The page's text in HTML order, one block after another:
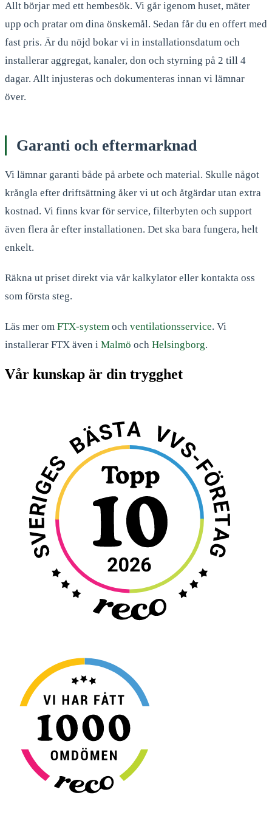
Allt börjar med ett hembesök. Vi går igenom huset, mäter
upp och pratar om dina önskemål. Sedan får du en offert med
fast pris. Är du nöjd bokar vi in installationsdatum och
installerar aggregat, kanaler, don och styrning på 2 till 4
dagar. Allt injusteras och dokumenteras innan vi lämnar
över.
Garanti och eftermarknad
Vi lämnar garanti både på arbete och material. Skulle något
krångla efter driftsättning åker vi ut och åtgärdar utan extra
kostnad. Vi finns kvar för service, filterbyten och support
även flera år efter installationen. Det ska bara fungera, helt
enkelt.
Räkna ut priset direkt via vår kalkylator eller kontakta oss
som första steg.
Läs mer om FTX-system och ventilationsservice. Vi
installerar FTX även i Malmö och Helsingborg.
Vår kunskap är din trygghet